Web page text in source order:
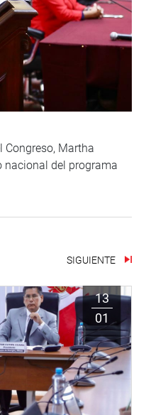
Congreso, Martha
nacional del programa
SIGUIENTE
13
01